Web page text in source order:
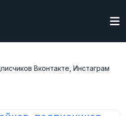
Вконтакте, Инстаграм